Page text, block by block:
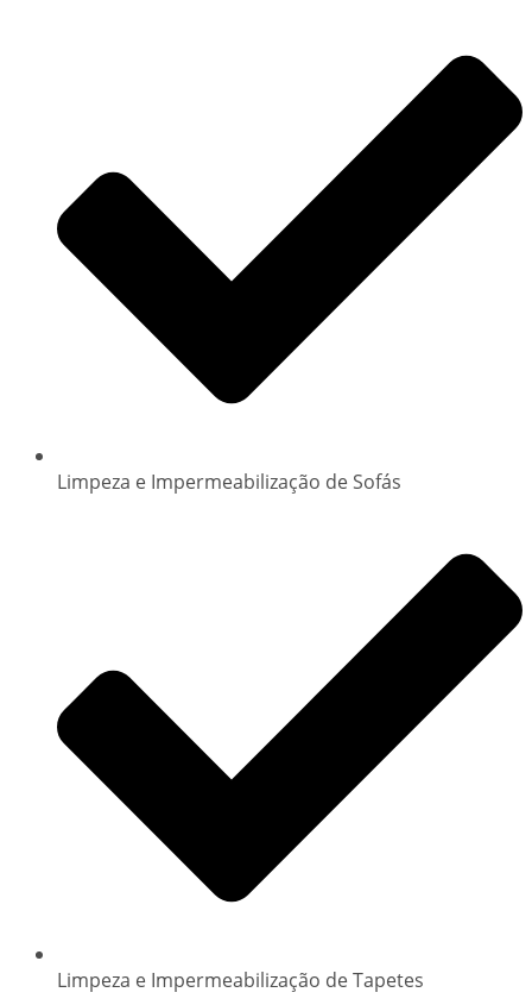
Limpeza e Impermeabilização de Sofás
Limpeza e Impermeabilização de Tapetes